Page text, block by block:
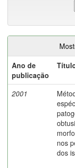
Ano de
publicação
2001
nos
dos